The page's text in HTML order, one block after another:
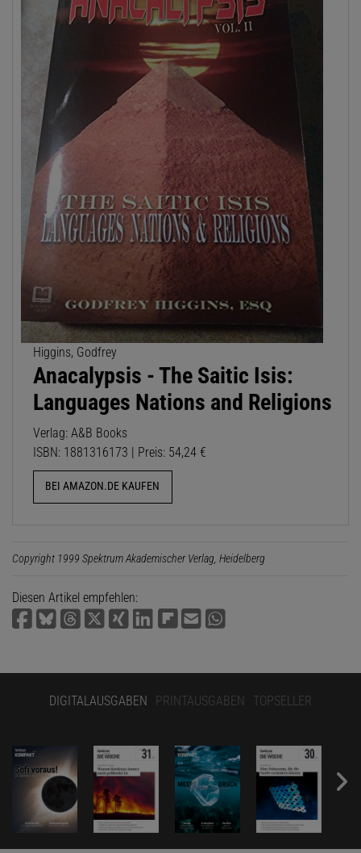
Higgins, Godfrey
Anacalypsis - The Saitic Isis:
Languages Nations and Religions
Verlag: A&B Books
ISBN: 1881316173 | Preis: 54,24 €
BEI AMAZON.DE KAUFEN
Copyright 1999 Spektrum Akademischer Verlag, Heidelberg
Diesen Artikel empfehlen:
DIGITALAUSGABEN PRINTAUSGABEN TOPSELLER